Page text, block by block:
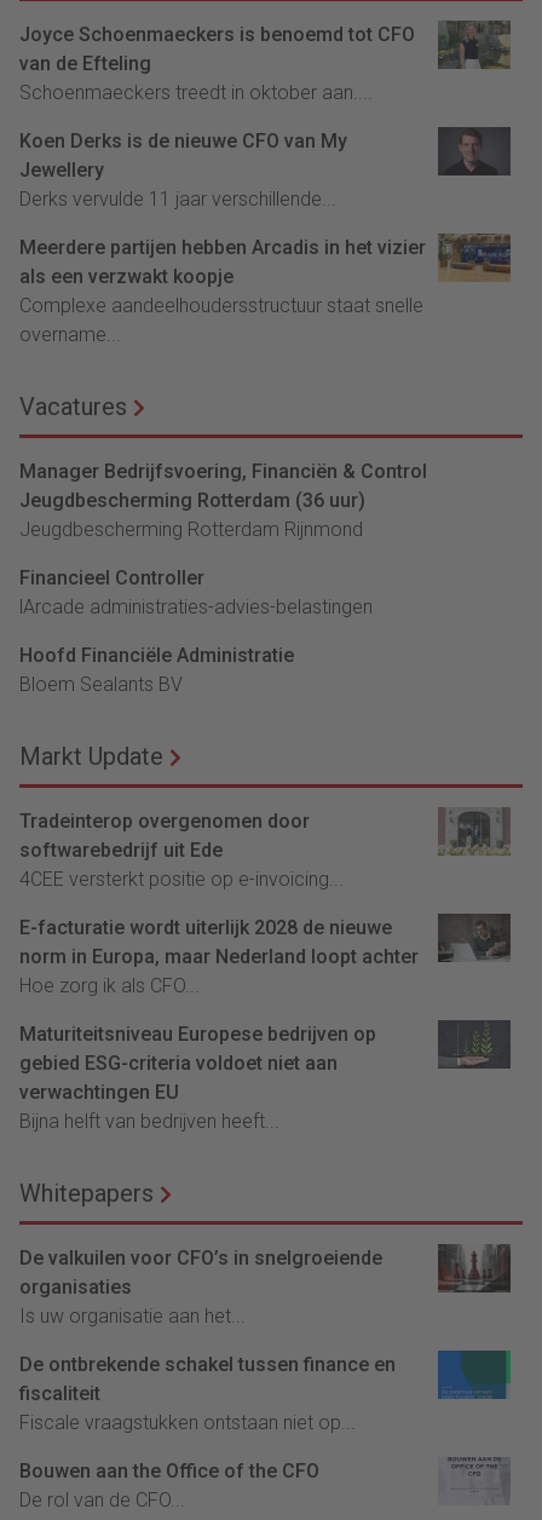
Joyce Schoenmaeckers is benoemd tot CFO
van de Efteling
Schoenmaeckers treedt in oktober aan....
Koen Derks is de nieuwe CFO van My
Jewellery
Derks vervulde 11 jaar verschillende...
Meerdere partijen hebben Arcadis in het vizier
als een verzwakt koopje
Complexe aandeelhoudersstructuur staat snelle
overname...
Vacatures
Manager Bedrijfsvoering, Financiën & Control
Jeugdbescherming Rotterdam (36 uur)
Jeugdbescherming Rotterdam Rijnmond
Financieel Controller
lArcade administraties-advies-belastingen
Hoofd Financiële Administratie
Bloem Sealants BV
Markt Update
Tradeinterop overgenomen door
softwarebedrijf uit Ede
4CEE versterkt positie op e-invoicing...
E-facturatie wordt uiterlijk 2028 de nieuwe
norm in Europa, maar Nederland loopt achter
Hoe zorg ik als CFO...
Maturiteitsniveau Europese bedrijven op
gebied ESG-criteria voldoet niet aan
verwachtingen EU
Bijna helft van bedrijven heeft...
Whitepapers
De valkuilen voor CFO’s in snelgroeiende
organisaties
Is uw organisatie aan het...
De ontbrekende schakel tussen finance en
fiscaliteit
Fiscale vraagstukken ontstaan niet op...
Bouwen aan the Office of the CFO
De rol van de CFO...